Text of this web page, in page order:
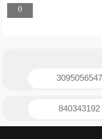
0
3095056547
840343192